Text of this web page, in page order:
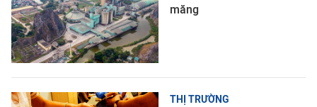
măng
THỊ TRƯỜNG